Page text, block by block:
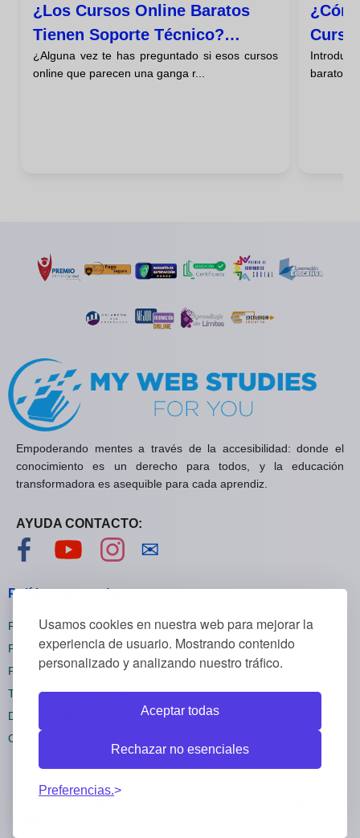
Usamos cookies en nuestra web para mejorar la
experiencia de usuario. Mostrando contenido
personalizado y analizando nuestro tráfico.
Aceptar todas
Rechazar no esenciales
Preferencias.
¿los Cursos Online Baratos
Tienen Soporte Técnico?
Descúbrelo
¿Alguna vez te has preguntado si esos cursos
online que parecen una ganga r...
baratos
Empoderando mentes a través de la accesibilidad: donde el
conocimiento es un derecho para todos, y la educación
transformadora es asequible para cada aprendiz.
AYUDA CONTACTO:
Visítanos en Facebook
Visítanos en YouTube
Visítanos en Instagram
✉
Políticas generales
Políticas de privacidad
Políticas de cookies
Políticas de reembolsos
Términos y condiciones
Darse de baja
Configuración cookies
Todos los derechos reservados Mywebstudies ©